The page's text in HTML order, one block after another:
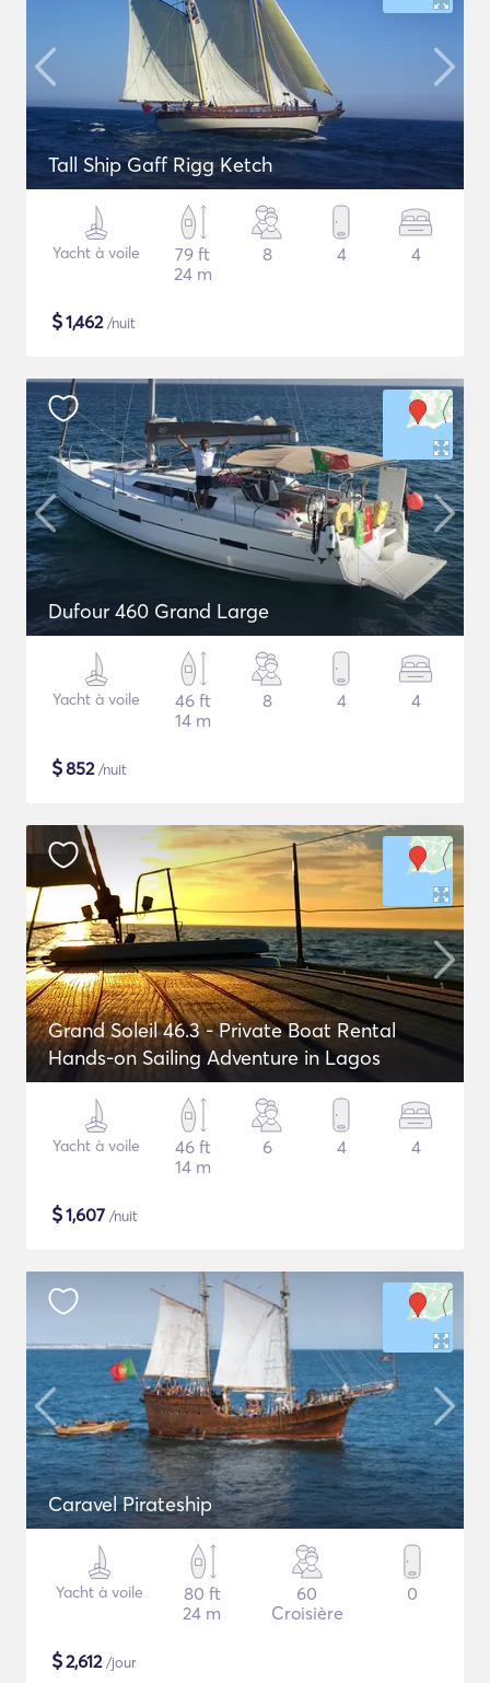
Tall Ship Gaff Rigg Ketch
Yacht à voile
79 ft
24 m
8 4 4
$1,462/nuit
Dufour 460 Grand Large
Yacht à voile
46 ft
14 m
8 4 4
$852/nuit
Grand Soleil 46.3 - Private Boat Rental
Hands-on Sailing Adventure in Lagos
Yacht à voile
46 ft
14 m
6 4 4
$1,607 /nuit
Caravel Pirateship
Yacht à voile
80 ft
24 m
60
Croisière
0
$2,612/jour